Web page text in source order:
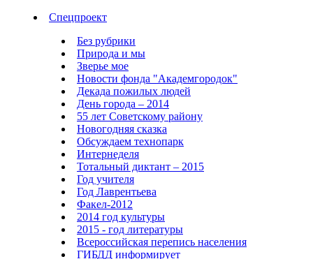
Спецпроект
Без рубрики
Природа и мы
Зверье мое
Новости фонда "Академгородок"
Декада пожилых людей
День города – 2014
55 лет Советскому району
Новогодняя сказка
Обсуждаем технопарк
Интернеделя
Тотальный диктант – 2015
Год учителя
Год Лаврентьева
Факел-2012
2014 год культуры
2015 - год литературы
Всероссийская перепись населения
ГИБДД информирует